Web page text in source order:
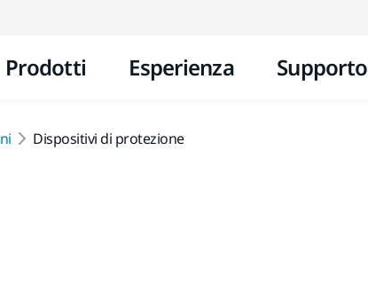
Prodotti Esperienza Supporto
Dispositivi di protezione